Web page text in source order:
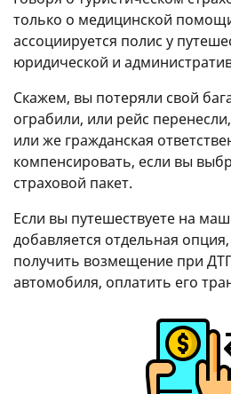
только о медицинской
ассоциируется полис у
юридической и
Скажем, вы потеряли свой
ограбили, или рейс
или же гражданская
компенсировать, если вы
страховой пакет.
Если вы путешествуете на
добавляется отдельная
получить возмещение при
автомобиля, оплатить его